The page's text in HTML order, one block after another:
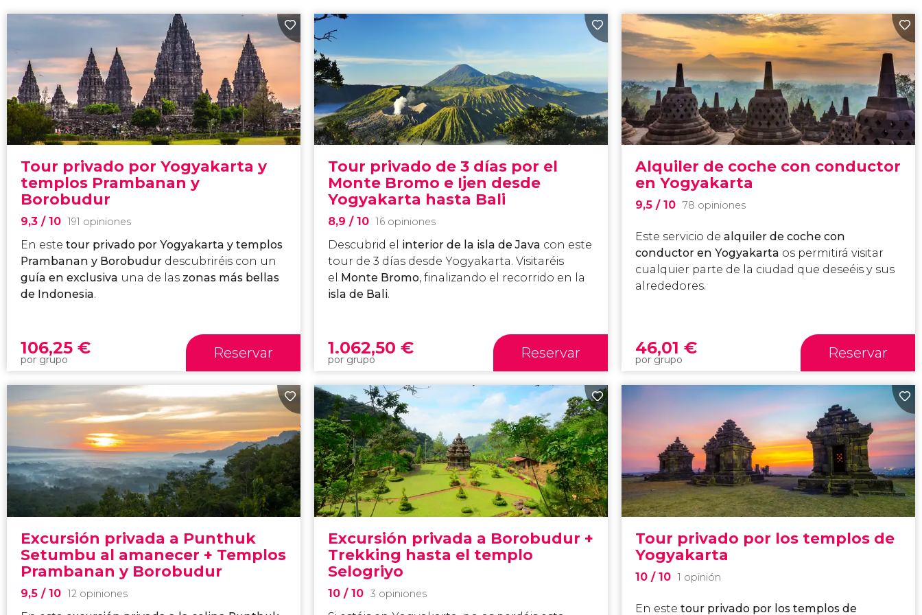
Tour privado por Yogyakarta y
templos Prambanan y
Borobudur
9,3/ 10 191 opiniones
En estetour privado por Yogyakarta y templos
Prambanan y Borobudur descubriréis con un
guía en exclusiva una de las zonas más bellas
de Indonesia.
106,25€
por grupo Reservar
Tour privado de 3 días por el
Monte Bromo e Ijen desde
Yogyakarta hasta Bali
8,9 / 10 16 opiniones
Descubrid el interior de la isla de Java con este
tour de 3 días desde Yogyakarta. Visitaréis
el
Monte Bromo, finalizando el recorrido en la
isla de Bali.
1.062,50 €
por grupo Reservar
Alquiler de coche con conductor
en Yogyakarta
9,5 / 10 78 opiniones
Este servicio de alquiler de coche con
conductor en Yogyakarta os permitirá visitar
cualquier parte de la ciudad que deseéis y sus
alrededores.
46,01 €
por grupo Reservar
Excursión privada a Punthuk
Setumbu al amanecer + Templos
Prambanan y Borobudur
9,5/ 10 12 opiniones
Excursión privada a Borobudur +
Trekking hasta el templo
Selogriyo
10 / 10 3 opiniones
Tour privado por los templos de
Yogyakarta
10 / 10 1 opinión
En este tour privado por los templos de